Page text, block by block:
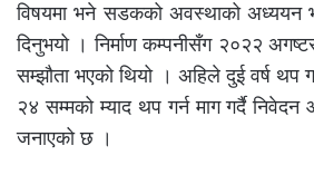
विषयमा भने सडकको अवस्थाको अध्ययन
दिनुभयो । निर्माण कम्पनीसँग २०२२
सम्झौता भएको थियो । अहिले दुई वर्ष थप
२४ सम्मको म्याद थप गर्न माग गर्दै
जनाएको छ ।